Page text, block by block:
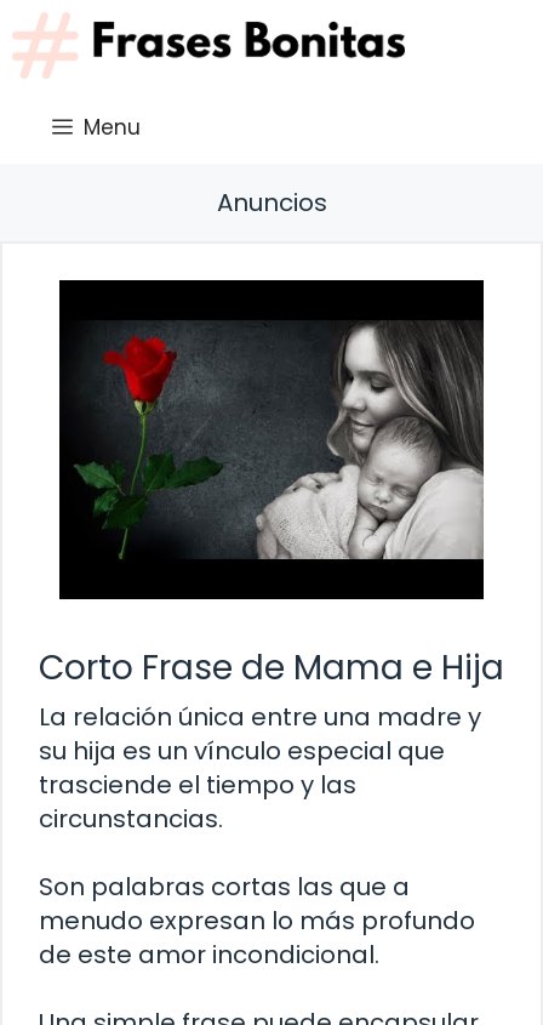
Saltar
al
contenido
Menu
Anuncios
Corto Frase de Mama e Hija
La relación única entre una madre y
su hija es un vínculo especial que
trasciende el tiempo y las
circunstancias.
Son palabras cortas las que a
menudo expresan lo más profundo
de este amor incondicional.